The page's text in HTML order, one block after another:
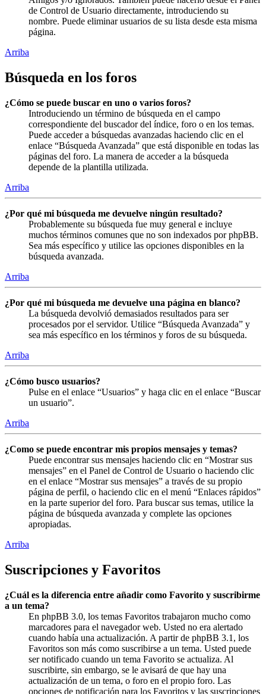
de Control de Usuario directamente, introduciendo su
nombre. Puede eliminar usuarios de su lista desde esta misma
página.
Arriba
Búsqueda en los foros
¿Cómo se puede buscar en uno o varios foros?
Introduciendo un término de búsqueda en el campo
correspondiente del buscador del índice, foro o en los temas.
Puede acceder a búsquedas avanzadas haciendo clic en el
enlace “Búsqueda Avanzada” que está disponible en todas las
páginas del foro. La manera de acceder a la búsqueda
depende de la plantilla utilizada.
Arriba
¿Por qué mi búsqueda me devuelve ningún resultado?
Probablemente su búsqueda fue muy general e incluye
muchos términos comunes que no son indexados por phpBB.
Sea más específico y utilice las opciones disponibles en la
búsqueda avanzada.
Arriba
¿Por qué mi búsqueda me devuelve una página en blanco?
La búsqueda devolvió demasiados resultados para ser
procesados por el servidor. Utilice “Búsqueda Avanzada” y
sea más específico en los términos y foros de su búsqueda.
Arriba
¿Cómo busco usuarios?
Pulse en el enlace “Usuarios” y haga clic en el enlace “Buscar
un usuario”.
Arriba
¿Como se puede encontrar mis propios mensajes y temas?
Puede encontrar sus mensajes haciendo clic en “Mostrar sus
mensajes” en el Panel de Control de Usuario o haciendo clic
en el enlace “Mostrar sus mensajes” a través de su propio
página de perfil, o haciendo clic en el menú “Enlaces rápidos”
en la parte superior del foro. Para buscar sus temas, utilice la
página de búsqueda avanzada y complete las opciones
apropiadas.
Arriba
Suscripciones y Favoritos
¿Cuál es la diferencia entre añadir como Favorito y suscribirme
a un tema?
En phpBB 3.0, los temas Favoritos trabajaron mucho como
marcadores para el navegador web. Usted no era alertado
cuando había una actualización. A partir de phpBB 3.1, los
Favoritos son más como suscribirse a un tema. Usted puede
ser notificado cuando un tema Favorito se actualiza. Al
suscribirte, sin embargo, se le avisará de que hay una
actualización de un tema, o foro en el propio foro. Las
opciones de notificación para los Favoritos y las suscripciones